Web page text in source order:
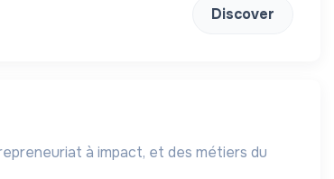
Discover
à impact, et des métiers du